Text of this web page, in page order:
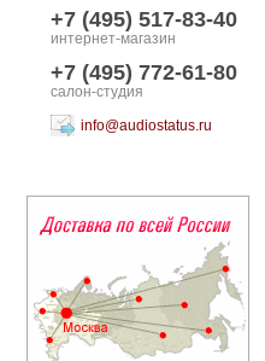
+7 (495) 517-83-40
интернет-магазин
+7 (495) 772-61-80
салон-студия
info@audiostatus.ru